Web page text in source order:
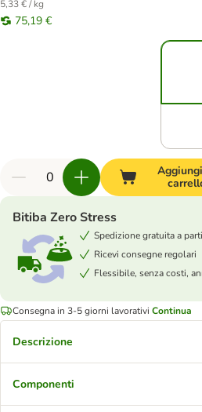
5,33 € / kg
75,19 €
Bitiba Zero Stress
Spedizione gratuita a
Ricevi consegne regolari
Flessibile, senza costi,
Consegna in 3-5 giorni lavorativi Continua
Descrizione
Componenti